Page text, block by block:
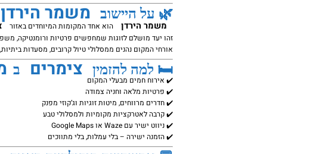
🌿 על היישוב משמר הירדן
משמר הירדן הוא אחד המקומות המיוחדים באזור
זהו יעד מושלם לזוגות שמחפשים פרטיות ורומנטיקה,
אורחי המקום נהנים ממסלולי טיול קרובים, מסעדות
🛏️ למה להזמין צימרים ב
✔️ אירוח חמים מבעלי המקום
✔️ פרטיות מלאה וחניה צמודה
✔️ חדרים מרווחים, מיטות זוגיות וג’קוזי מפנק
✔️ קרבה לאטרקציות מקומיות ולמסלולי טבע
✔️ ניווט ישיר עם Waze או Google Maps
✔️ הזמנה ישירה – בלי עמלות, בלי מתווכים